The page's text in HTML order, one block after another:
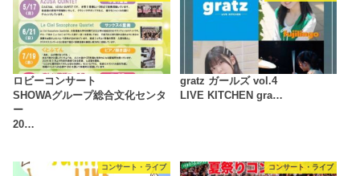
ロビーコンサート
SHOWAグループ総合文化センタ
ー
20…
gratz ガールズ vol.4
LIVE KITCHEN gra…
コンサート・ライブ コンサート・ライブ